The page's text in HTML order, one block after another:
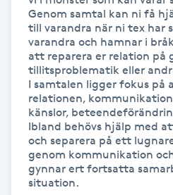
Headspa
Healing
Herrklippning
HIFU
Hollywood Peel
Genom samtal kan ni få
till varandra när ni tex har
varandra och hamnar i
att reparera er relation på
tillitsproblematik eller
I samtalen ligger fokus på
relationen,
känslor,
Ibland behövs hjälp med
och separera på ett
genom kommunikation
gynnar ert fortsatta
situation.